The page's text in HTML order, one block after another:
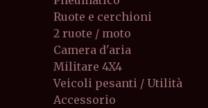
Ruote e cerchioni
2 ruote / moto
Camera d'aria
Militare 4X4
Veicoli pesanti / Utilità
Accessorio